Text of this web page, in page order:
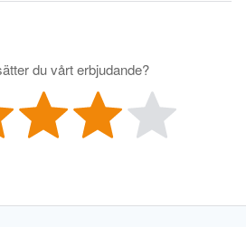
du vårt erbjudande?